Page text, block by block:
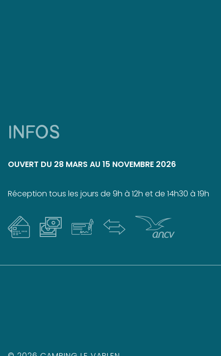
INFOS
OUVERT DU 28 MARS AU 15 NOVEMBRE 2026
Réception tous les jours de 9h à 12h et de 14h30 à 19h